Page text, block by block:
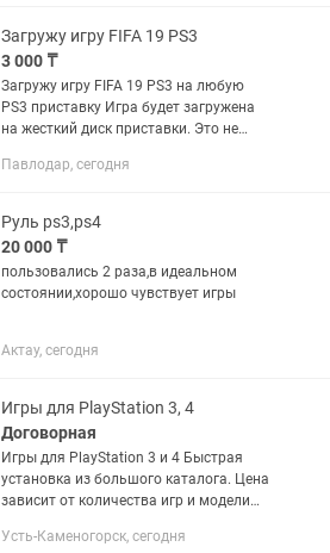
Загружу игру FIFA 19 PS3
3 000 ₸
Загружу игру FIFA 19 PS3 на любую
PS3 приставку Игра будет загружена
на жесткий диск приставки. Это не
полностью на русском языке.
Павлодар, сегодня
Руль ps3,ps4
20 000 ₸
пользовались 2 раза,в идеальном
состоянии,хорошо чувствует игры
Актау, сегодня
Игры для PlayStation 3, 4
Договорная
Игры для PlayStation 3 и 4 Быстрая
установка из большого каталога. Цена
зависит от количества игр и модели
. Возможен осмотр приставки на месте
Усть-Каменогорск, сегодня